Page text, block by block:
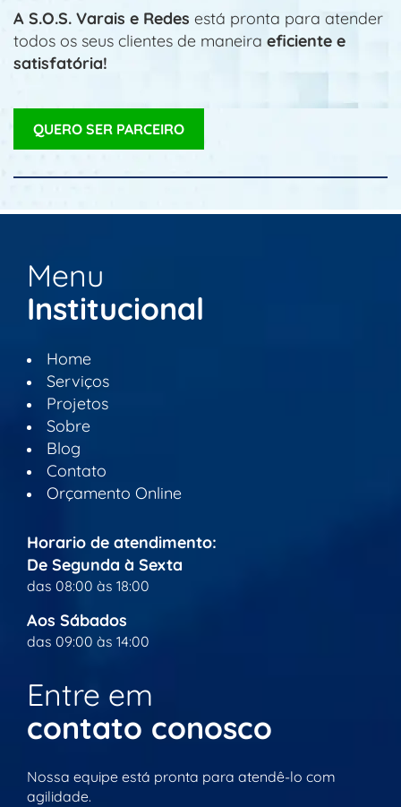
A S.O.S. Varais e Redes está pronta para atender
todos os seus clientes de maneira eficiente e
satisfatória!
QUERO SER PARCEIRO
Menu
Institucional
Home
Serviços
Projetos
Sobre
Blog
Contato
Orçamento Online
Horario de atendimento:
De Segunda à Sexta
das 08:00 às 18:00
Aos Sábados
das 09:00 às 14:00
Entre em
contato conosco
Nossa equipe está pronta para atendê-lo com
agilidade.